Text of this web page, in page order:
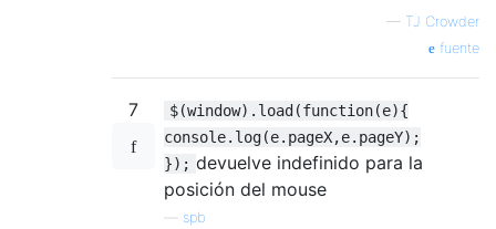
— TJ Crowder
fuente
7
$(window).load(function(e){
console.log(e.pageX,e.pageY);
}); devuelve indefinido para la
posición del mouse
spb